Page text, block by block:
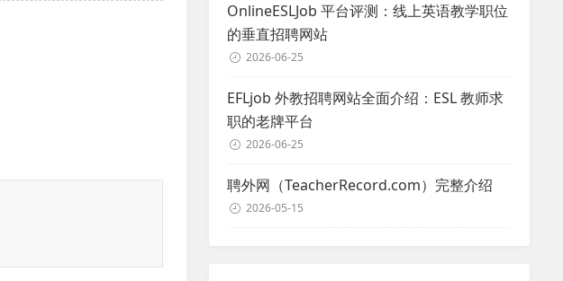
OnlineESLJob 平台评测：线上英语教学职位
的垂直招聘网站
2026-06-25
EFLjob 外教招聘网站全面介绍：ESL 教师求
职的老牌平台
2026-06-25
聘外网（TeacherRecord.com）完整介绍
2026-05-15